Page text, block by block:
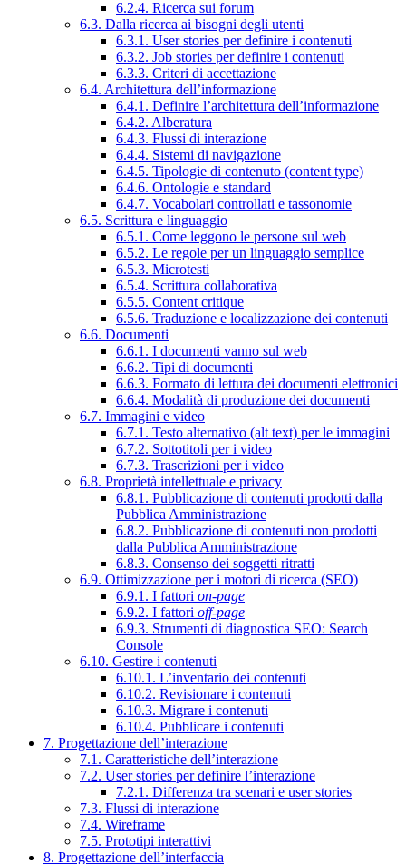
6.2.4. Ricerca sui forum
6.3. Dalla ricerca ai bisogni degli utenti
6.3.1. User stories per definire i contenuti
6.3.2. Job stories per definire i contenuti
6.3.3. Criteri di accettazione
6.4. Architettura dell’informazione
6.4.1. Definire l’architettura dell’informazione
6.4.2. Alberatura
6.4.3. Flussi di interazione
6.4.4. Sistemi di navigazione
6.4.5. Tipologie di contenuto (content type)
6.4.6. Ontologie e standard
6.4.7. Vocabolari controllati e tassonomie
6.5. Scrittura e linguaggio
6.5.1. Come leggono le persone sul web
6.5.2. Le regole per un linguaggio semplice
6.5.3. Microtesti
6.5.4. Scrittura collaborativa
6.5.5. Content critique
6.5.6. Traduzione e localizzazione dei contenuti
6.6. Documenti
6.6.1. I documenti vanno sul web
6.6.2. Tipi di documenti
6.6.3. Formato di lettura dei documenti elettronici
6.6.4. Modalità di produzione dei documenti
6.7. Immagini e video
6.7.1. Testo alternativo (alt text) per le immagini
6.7.2. Sottotitoli per i video
6.7.3. Trascrizioni per i video
6.8. Proprietà intellettuale e privacy
6.8.1. Pubblicazione di contenuti prodotti dalla
Pubblica Amministrazione
6.8.2. Pubblicazione di contenuti non prodotti
dalla Pubblica Amministrazione
6.8.3. Consenso dei soggetti ritratti
6.9. Ottimizzazione per i motori di ricerca (SEO)
6.9.1. I fattori on-page
6.9.2. I fattori off-page
6.9.3. Strumenti di diagnostica SEO: Search
Console
6.10. Gestire i contenuti
6.10.1. L’inventario dei contenuti
6.10.2. Revisionare i contenuti
6.10.3. Migrare i contenuti
6.10.4. Pubblicare i contenuti
7. Progettazione dell’interazione
7.1. Caratteristiche dell’interazione
7.2. User stories per definire l’interazione
7.2.1. Differenza tra scenari e user stories
7.3. Flussi di interazione
7.4. Wireframe
7.5. Prototipi interattivi
8. Progettazione dell’interfaccia